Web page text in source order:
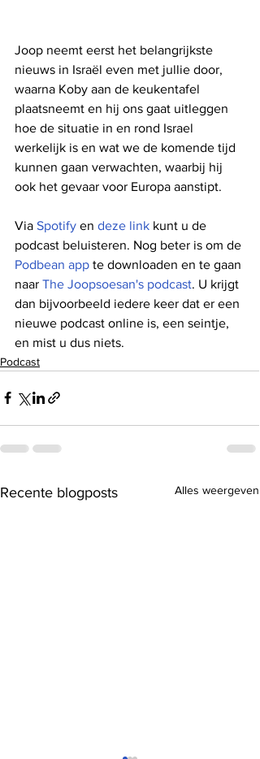
Joop neemt eerst het belangrijkste
nieuws in Israël even met jullie door,
waarna Koby aan de keukentafel
plaatsneemt en hij ons gaat uitleggen
hoe de situatie in en rond Israel
werkelijk is en wat we de komende tijd
kunnen gaan verwachten, waarbij hij
ook het gevaar voor Europa aanstipt.
Via Spotify en deze link kunt u de
podcast beluisteren. Nog beter is om de
Podbean app te downloaden en te gaan
naar The Joopsoesan's podcast. U krijgt
dan bijvoorbeeld iedere keer dat er een
nieuwe podcast online is, een seintje,
en mist u dus niets.
Podcast
Recente blogposts Alles weergeven